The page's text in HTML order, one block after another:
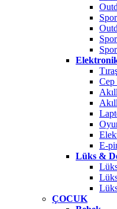
Cep
E-
Lüks &
ÇOCUK